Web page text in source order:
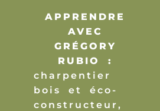
APPRENDRE
AVEC
GRÉGORY
RUBIO :
charpentier
bois et éco-
constructeur,